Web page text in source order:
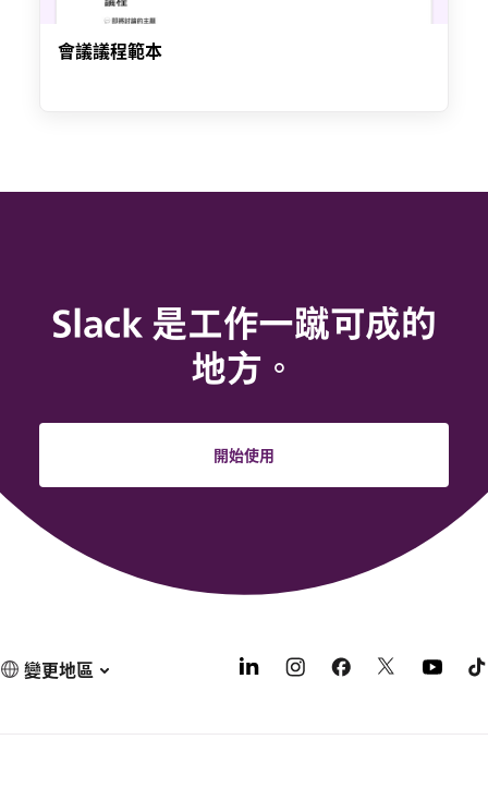
會議議程範本
Slack 是工作一蹴可成的
地方。
開始使用
變更地區